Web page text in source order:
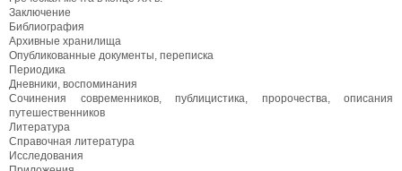
Заключение
Библиография
Архивные хранилища
Опубликованные документы, переписка
Периодика
Дневники, воспоминания
Сочинения современников, публицистика, пророчества, описания
путешественников
Литература
Справочная литература
Исследования